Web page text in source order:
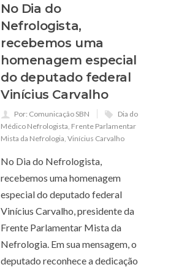
No Dia do
Nefrologista,
recebemos uma
homenagem especial
do deputado federal
Vinícius Carvalho
Por: Comunicação SBN
Dia do
Médico Nefrologista Frente Parlamentar
Mista da Nefrologia Vinícius Carvalho
No Dia do Nefrologista,
recebemos uma homenagem
especial do deputado federal
Vinícius Carvalho, presidente da
Frente Parlamentar Mista da
Nefrologia. Em sua mensagem, o
deputado reconhece a dedicação